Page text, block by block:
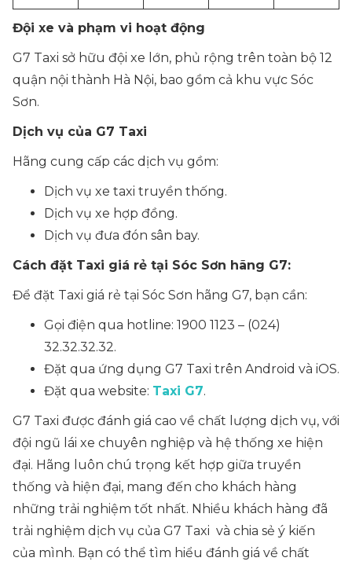
Đội xe và phạm vi hoạt động
G7 Taxi sở hữu đội xe lớn, phủ rộng trên toàn bộ 12
quận nội thành Hà Nội, bao gồm cả khu vực Sóc
Sơn.
Dịch vụ của G7 Taxi
Hãng cung cấp các dịch vụ gồm:
Dịch vụ xe taxi truyền thống.
Dịch vụ xe hợp đồng.
Dịch vụ đưa đón sân bay.
Cách đặt Taxi giá rẻ tại Sóc Sơn hãng G7:
Để đặt Taxi giá rẻ tại Sóc Sơn hãng G7, bạn cần:
Gọi điện qua hotline: 1900 1123 – (024)
32.32.32.32.
Đặt qua ứng dụng G7 Taxi trên Android và iOS.
Đặt qua website: Taxi G7.
G7 Taxi được đánh giá cao về chất lượng dịch vụ, với
đội ngũ lái xe chuyên nghiệp và hệ thống xe hiện
đại. Hãng luôn chú trọng kết hợp giữa truyền
thống và hiện đại, mang đến cho khách hàng
những trải nghiệm tốt nhất. Nhiều khách hàng đã
trải nghiệm dịch vụ của G7 Taxi và chia sẻ ý kiến
của mình. Bạn có thể tìm hiểu đánh giá về chất